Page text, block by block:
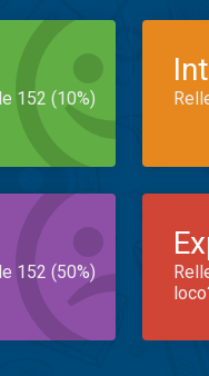
152 (10%)
152 (50%)